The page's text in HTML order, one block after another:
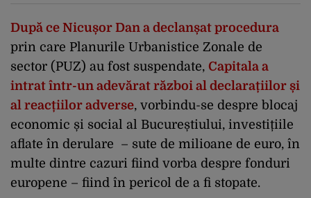
După ce Nicușor Dan a declanșat procedura
prin care Planurile Urbanistice Zonale de
sector (PUZ) au fost suspendate, Capitala a
intrat într-un adevărat război al declarațiilor și
al reacțiilor adverse, vorbindu-se despre blocaj
economic și social al Bucureștiului, investițiile
aflate în derulare – sute de milioane de euro, în
multe dintre cazuri fiind vorba despre fonduri
europene – fiind în pericol de a fi stopate.